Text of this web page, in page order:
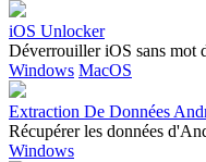
iOS Unlocker
Déverrouiller iOS sans mot
Windows MacOS
Extraction De Données
Récupérer les données
Windows